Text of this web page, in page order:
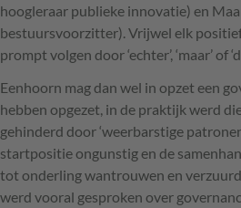
hoogleraar publieke innovatie) en
bestuursvoorzitter). Vrijwel elk
prompt volgen door ‘echter’, ‘maar’ of
Eenhoorn mag dan wel in opzet een
hebben opgezet, in de praktijk werd
gehinderd door ‘weerbarstige
startpositie ongunstig en de
tot onderling wantrouwen en
werd vooral gesproken over